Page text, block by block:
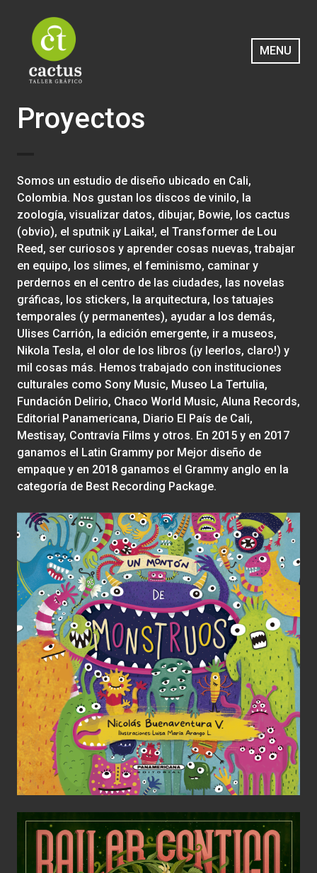
contenido
Cactus Taller Gráfico
MENU
Proyectos
Somos un estudio de diseño ubicado en Cali,
Colombia. Nos gustan los discos de vinilo, la
zoología, visualizar datos, dibujar, Bowie, los cactus
(obvio), el sputnik ¡y Laika!, el Transformer de Lou
Reed, ser curiosos y aprender cosas nuevas, trabajar
en equipo, los slimes, el feminismo, caminar y
perdernos en el centro de las ciudades, las novelas
gráficas, los stickers, la arquitectura, los tatuajes
temporales (y permanentes), ayudar a los demás,
Ulises Carrión, la edición emergente, ir a museos,
Nikola Tesla, el olor de los libros (¡y leerlos, claro!) y
mil cosas más. Hemos trabajado con instituciones
culturales como Sony Music, Museo La Tertulia,
Fundación Delirio, Chaco World Music, Aluna Records,
Editorial Panamericana, Diario El País de Cali,
Mestisay, Contravía Films y otros. En 2015 y en 2017
ganamos el Latin Grammy por Mejor diseño de
empaque y en 2018 ganamos el Grammy anglo en la
categoría de Best Recording Package.
Un montón de monstruos